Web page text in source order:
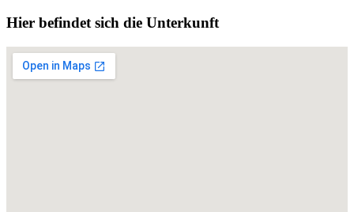
Hier befindet sich die Unterkunft